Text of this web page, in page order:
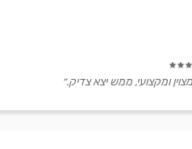
ומקצועי, ממש יצא צדיק.״